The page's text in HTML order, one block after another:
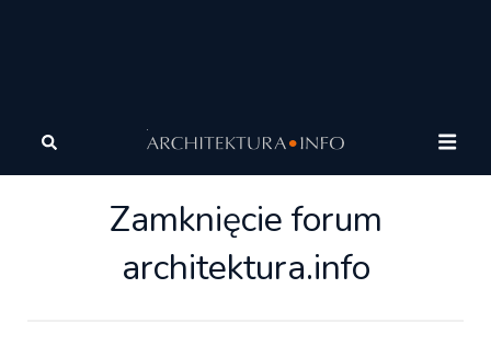
Zamknięcie forum architektura.info
Zamknięcie forum
architektura.info